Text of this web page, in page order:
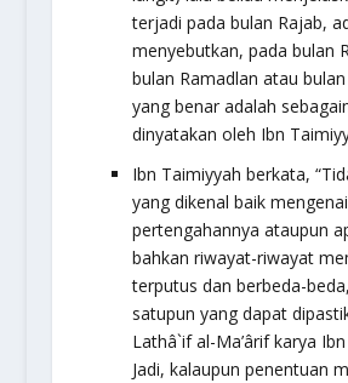
terjadi pada bulan Rajab,
menyebutkan, pada bulan
bulan Ramadlan atau
yang benar adalah
dinyatakan oleh Ibn
Ibn Taimiyyah berkata,
yang dikenal baik
pertengahannya ataupun
bahkan riwayat-riwayat
terputus dan berbeda-
satupun yang dapat
Lathâ`if al-Ma’ârifkarya Ibn
Jadi, kalaupun penentuan